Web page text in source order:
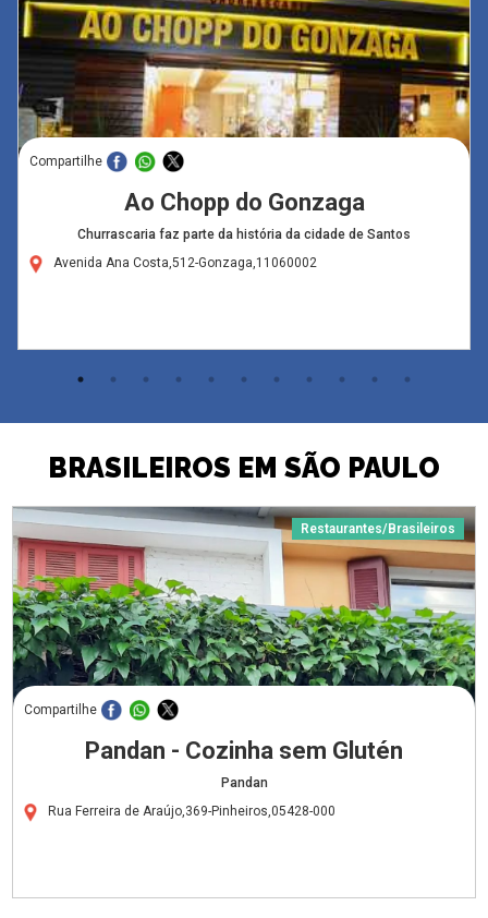
Compartilhe
Ao Chopp do Gonzaga
Churrascaria faz parte da história da cidade de Santos
Avenida Ana Costa,512-Gonzaga,11060002
BRASILEIROS EM SÃO PAULO
Restaurantes/Brasileiros
Compartilhe
Pandan - Cozinha sem Glutén
Pandan
Rua Ferreira de Araújo,369-Pinheiros,05428-000